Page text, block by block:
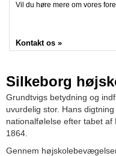
Vil du høre mere om vores
Kontakt os »
Silkeborg
Grundtvigs betydning og
uvurdelig stor. Hans
nationalfølelse efter tabet
1864.
Gennem